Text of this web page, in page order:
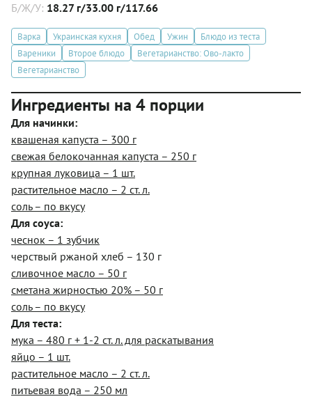
Б/Ж/У: 18.27 г/33.00 г/117.66
Варка Украинская кухня Обед Ужин
Блюдо из теста
Вареники
Второе блюдо
Вегетарианство: Ово-лакто
Вегетарианство
Ингредиенты на 4 порции
Для начинки:
квашеная капуста – 300 г
свежая белокочанная капуста – 250 г
крупная луковица – 1 шт.
растительное масло – 2 ст. л.
соль – по вкусу
Для соуса:
чеснок – 1 зубчик
черствый ржаной хлеб – 130 г
сливочное масло – 50 г
сметана жирностью 20% – 50 г
соль – по вкусу
Для теста:
мука – 480 г + 1-2 ст. л. для раскатывания
яйцо – 1 шт.
растительное масло – 2 ст. л.
питьевая вода – 250 мл